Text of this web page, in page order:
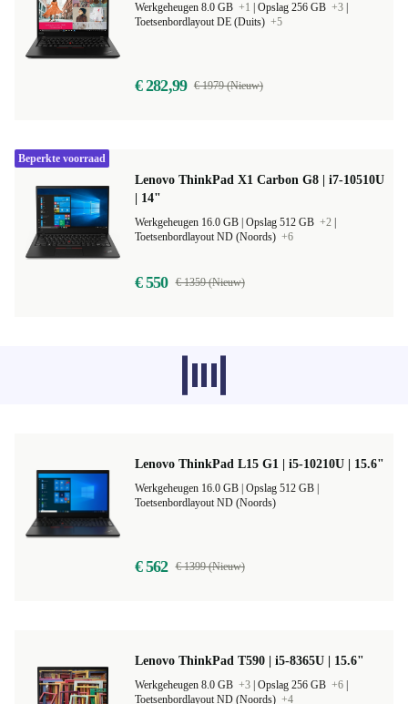
Werkgeheugen 8.0 GB +1 Opslag 256 GB +3
Toetsenbordlayout DE (Duits) +5
€ 282,99 € 1979 (Nieuw)
Lenovo ThinkPad X1 Carbon G8 | i7-10510U
| 14"
Opslag 512 GB +2
Toetsenbordlayout ND (Noords) +6
€ 550 € 1359 (Nieuw)
Beperkte voorraad
Aanbevolen producten uit andere
categorieën worden momenteel niet
Lenovo ThinkPad L15 G1 | i5-10210U | 15.6"
Lenovo ThinkPad T590 | i5-8365U | 15.6"